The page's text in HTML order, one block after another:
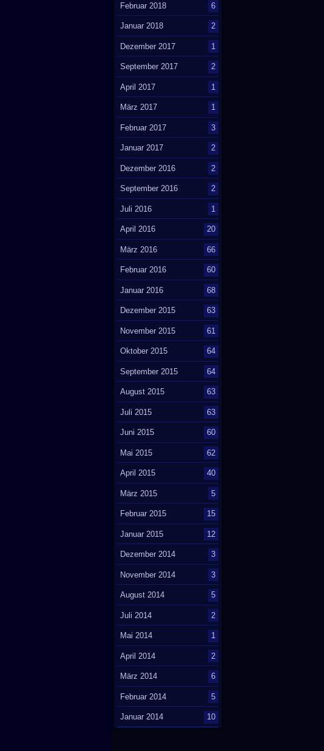
Februar 2018 6
Januar 2018 2
Dezember 2017 1
September 2017 2
April 2017 1
März 2017 1
Februar 2017 3
Januar 2017 2
Dezember 2016 2
September 2016 2
Juli 2016 1
April 2016 20
März 2016 66
Februar 2016 60
Januar 2016 68
Dezember 2015 63
November 2015 61
Oktober 2015 64
September 2015 64
August 2015 63
Juli 2015 63
Juni 2015 60
Mai 2015 62
April 2015 40
März 2015 5
Februar 2015 15
Januar 2015 12
Dezember 2014 3
November 2014 3
August 2014 5
Juli 2014 2
Mai 2014 1
April 2014 2
März 2014 6
Februar 2014 5
Januar 2014 10